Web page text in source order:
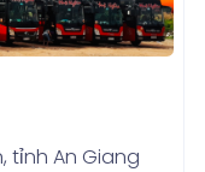
tỉnh An Giang